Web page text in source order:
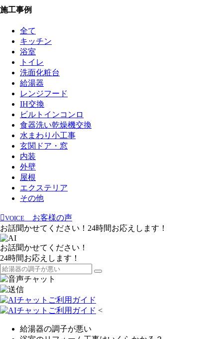
施工事例
全て
キッチン
浴室
トイレ
洗面化粧台
給湯器
レンジフード
IH交換
ビルトインコンロ
食器洗い乾燥機交換
水まわり小工事
玄関ドア・窓
内装
外壁
屋根
エクステリア
その他
VOICE
お客様の声
お話聞かせてください！24時間お応えします！
お話聞かせてください！
24時間お応えします！
<
給湯器の調子が悪い